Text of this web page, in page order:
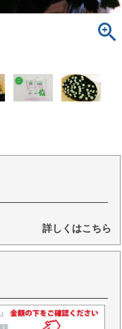
詳しくはこちら